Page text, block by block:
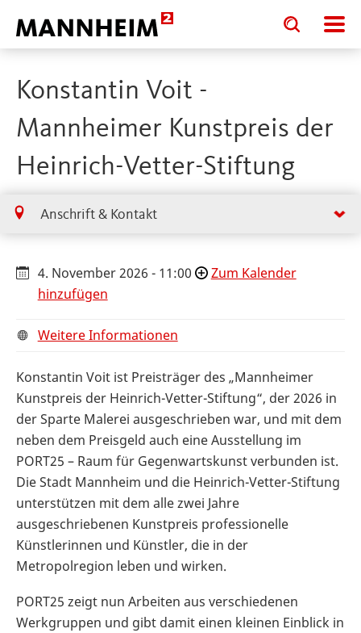
Toggle
search
input
Toggle
search
input
Konstantin Voit -
Mannheimer Kunstpreis der
Heinrich-Vetter-Stiftung
Anschrift & Kontakt
4. November 2026 - 11:00
Zum Kalender
hinzufügen
Weitere Informationen
Konstantin Voit ist Preisträger des „Mannheimer
Kunstpreis der Heinrich-Vetter-Stiftung“, der 2026 in
der Sparte Malerei ausgeschrieben war, und mit dem
neben dem Preisgeld auch eine Ausstellung im
PORT25 – Raum für Gegenwartskunst verbunden ist.
Die Stadt Mannheim und die Heinrich-Vetter-Stiftung
unterstützen mit dem alle zwei Jahre
ausgeschriebenen Kunstpreis professionelle
Künstlerinnen und Künstler, die in der
Metropolregion leben und wirken.
PORT25 zeigt nun Arbeiten aus verschiedenen
Werkgruppen und gibt damit einen kleinen Einblick in